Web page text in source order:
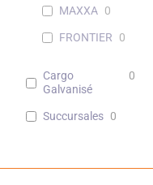
MAXXA 0
FRONTIER 0
Cargo
Galvanisé
0
Succursales 0